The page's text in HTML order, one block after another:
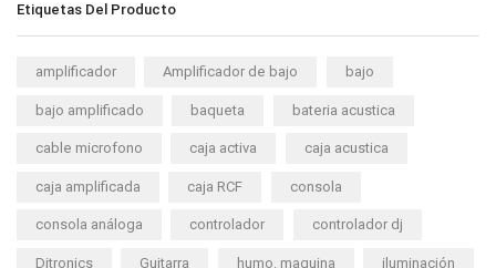
Etiquetas Del Producto
amplificador Amplificador de bajo bajo
bajo amplificado baqueta bateria acustica
cable microfono caja activa caja acustica
caja amplificada caja RCF consola
consola análoga controlador controlador dj
Ditronics Guitarra humo. maquina iluminación